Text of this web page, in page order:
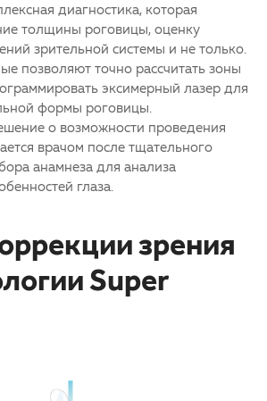
диагностика, которая
толщины роговицы, оценку
зрительной системы и не только.
позволяют точно рассчитать зоны
эксимерный лазер для
формы роговицы.
о возможности проведения
врачом после тщательного
анамнеза для анализа
глаза.
зрения
Super